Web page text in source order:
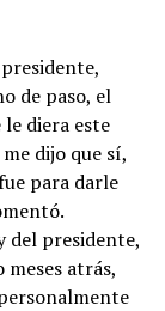
de paso, el
diera este
dijo que sí,
para darle
del presidente,
atrás,